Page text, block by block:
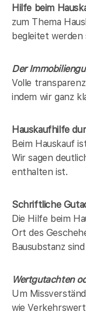
Hilfe beim
zum Thema
begleitet werden
Der
Volle
indem wir ganz
Hauskaufhilfe
Beim Hauskauf
Wir sagen
enthalten ist.
Schriftliche
Die Hilfe beim
Ort des
Bausubstanz
Wertgutachten
Um
wie